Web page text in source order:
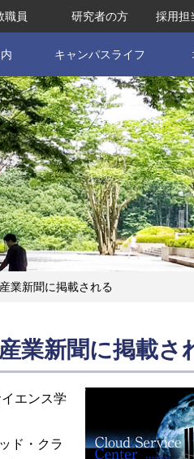
職員 研究者の方 採用担
キャンパスライフ
業新聞に掲載される
業新聞に掲載さ
エンス学
ド・クラ